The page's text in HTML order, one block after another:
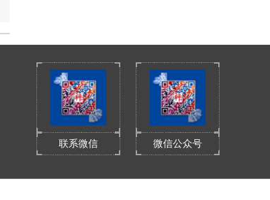
联系微信 微信公众号